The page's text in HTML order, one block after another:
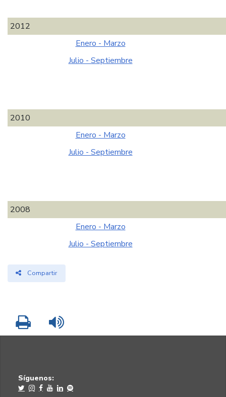
2012
Enero - Marzo
Julio - Septiembre
2010
Enero - Marzo
Julio - Septiembre
2008
Enero - Marzo
Julio - Septiembre
Compartir
Imprimir
Síguenos: